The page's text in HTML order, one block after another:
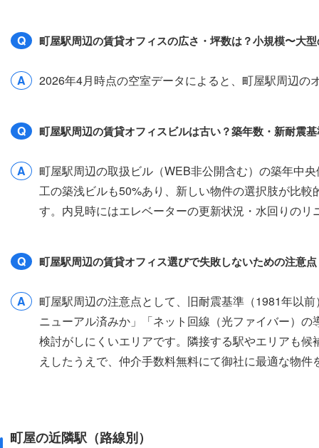
Q 町屋駅周辺の賃貸オフィスの広さ・坪数は？小規模〜大
A 2026年4月時点の空室データによると、町屋駅周辺
Q 町屋駅周辺の賃貸オフィスビルは古い？築年数・新耐震
A
町屋駅周辺の取扱ビル（WEB非公開含む）の築年中
工の築浅ビルも50%あり、新しい物件の選択肢が比
す。内見時にはエレベーターの更新状況・水回りの
Q 町屋駅周辺の賃貸オフィス選びで失敗しないための注意
A
町屋駅周辺の注意点として、旧耐震基準（1981年以
ニューアル済みか」「ネット回線（光ファイバー）
検討がしにくいエリアです。隣接する駅やエリアも
えしたうえで、仲介手数料無料にて御社に最適な物件
町屋の近隣駅（路線別）